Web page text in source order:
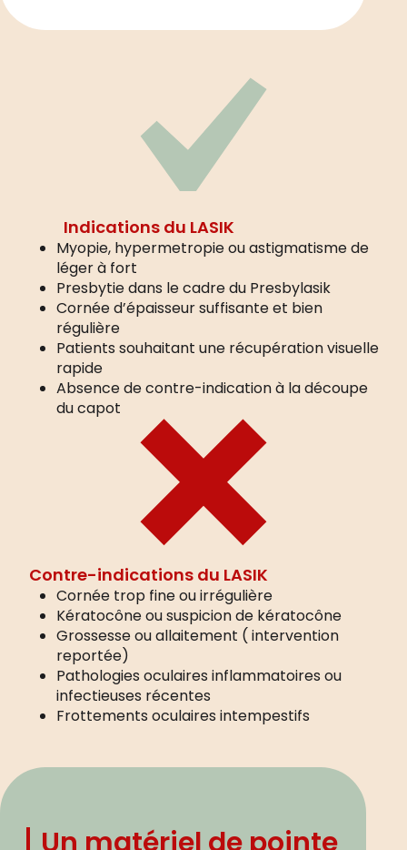
Indications du LASIK
Myopie, hypermetropie ou astigmatisme de
léger à fort
Presbytie dans le cadre du Presbylasik
Cornée d’épaisseur suffisante et bien
régulière
Patients souhaitant une récupération visuelle
rapide
Absence de contre-indication à la découpe
du capot
Contre-indications du LASIK
Cornée trop fine ou irrégulière
Kératocône ou suspicion de kératocône
Grossesse ou allaitement ( intervention
reportée)
Pathologies oculaires inflammatoires ou
infectieuses récentes
Frottements oculaires intempestifs